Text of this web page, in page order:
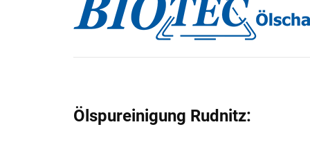
Ölspureinigung Rudnitz: